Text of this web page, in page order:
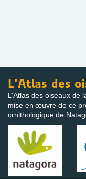
L'Atlas des
L'Atlas des oiseaux de
mise en œuvre de ce
ornithologique de